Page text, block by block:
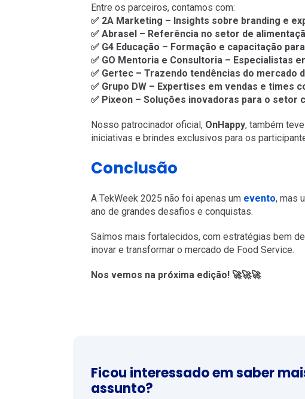
Entre os parceiros, contamos com:
✅ 2A Marketing – Insights sobre branding e
✅ Abrasel – Referência no setor de
✅ G4 Educação – Formação e capacitação
✅ GO Mentoria e Consultoria – Especialistas
✅ Gertec – Trazendo tendências do mercado
✅ Grupo DW – Expertises em vendas e times
✅ Pixeon – Soluções inovadoras para o setor
Nosso patrocinador oficial, OnHappy, também
iniciativas e brindes exclusivos para os
Conclusão
A TekWeek 2025 não foi apenas um evento, mas
ano de grandes desafios e conquistas.
Saímos mais fortalecidos, com estratégias bem
inovar e transformar o mercado de Food Service.
Nos vemos na próxima edição! 🚀🚀🚀
Ficou interessado em saber
assunto?